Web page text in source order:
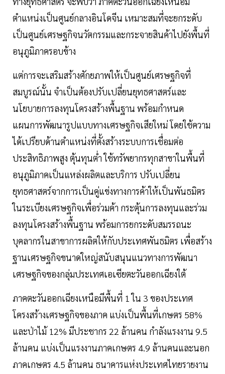
ตำแหน่งเป็นศูนย์กลางอินโดจีน เหมาะสมที่จะยกระดับ
เป็นศูนย์เศรษฐกิจนวัตกรรมและกระจายสินค้าไปยังพื้นที่
อนุภูมิภาครอบข้าง
แต่การจะเสริมสร้างศักยภาพให้เป็นศูนย์เศรษฐกิจที่
สมบูรณ์นั้น จำเป็นต้องปรับเปลี่ยนยุทธศาสตร์และ
นโยบายการลงทุนโครงสร้างพื้นฐาน พร้อมกำหนด
แผนการพัฒนารูปแบบทางเศรษฐกิจเสียใหม่ โดยใช้ความ
ได้เปรียบด้านตำแหน่งที่ตั้งสร้างระบบการเชื่อมต่อ
ประสิทธิภาพสูง ตุ้นทุนต่ำ ใช้ทรัพยากรทุกสาขาในพื้นที่
อนุภูมิภาคเป็นแหล่งผลิตและบริการ ปรับเปลี่ยน
ยุทธศาสตร์จากการเป็นคู่แข่งทางการค้าให้เป็นพันธมิตร
ในระเบียงเศรษฐกิจเพื่อร่วมค้า กระตุ้นการลงทุนและร่วม
ลงทุนโครงสร้างพื้นฐาน พร้อมการยกระดับสมรรถนะ
บุคลากรในสาขาการผลิตให้กับประเทศพันธมิตร เพื่อสร้าง
ฐานเศรษฐกิจขนาดใหญ่สนับสนุนแนวทางการพัฒนา
เศรษฐกิจของกลุ่มประเทศเอเซียตะวันออกเฉียงใต้
ภาคตะวันออกเฉียงเหนือมีพื้นที่ 1 ใน 3 ของประเทศ
โครงสร้างเศรษฐกิจของภาค แบ่งเป็นพื้นที่เกษตร 58%
และป่าไม้ 12% มีประชากร 22 ล้านคน กำลังแรงงาน 9.5
ล้านคน แบ่งเป็นแรงงานภาคเกษตร 4.9 ล้านคนและนอก
ภาคเกษตร 4.5 ล้านคน ธนาคารแห่งประเทศไทยรายงาน